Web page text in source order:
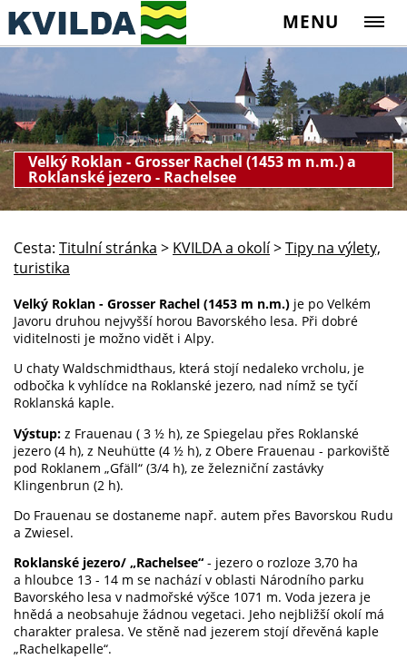
MENU
Velký Roklan - Grosser Rachel (1453 m n.m.) a
Roklanské jezero - Rachelsee
Cesta: Titulní stránka > KVILDA a okolí>Tipy na výlety,
turistika
Velký Roklan - Grosser Rachel (1453 m n.m.) je po Velkém
Javoru druhou nejvyšší horou Bavorského lesa. Při dobré
viditelnosti je možno vidět i Alpy.
U chaty Waldschmidthaus, která stojí nedaleko vrcholu, je
odbočka k vyhlídce na Roklanské jezero, nad nímž se tyčí
Roklanská kaple.
Výstup: z Frauenau ( 3 ½ h), ze Spiegelau přes Roklanské
jezero (4 h), z Neuhütte (4 ½ h), z Obere Frauenau - parkoviště
pod Roklanem „Gfäll“ (3/4 h), ze železniční zastávky
Klingenbrun (2 h).
Do Frauenau se dostaneme např. autem přes Bavorskou Rudu
a Zwiesel.
Roklanské jezero/ „Rachelsee“ - jezero o rozloze 3,70 ha
a hloubce 13 - 14 m se nachází v oblasti Národního parku
Bavorského lesa v nadmořské výšce 1071 m. Voda jezera je
hnědá a neobsahuje žádnou vegetaci. Jeho nejbližší okolí má
charakter pralesa. Ve stěně nad jezerem stojí dřevěná kaple
„Rachelkapelle“.